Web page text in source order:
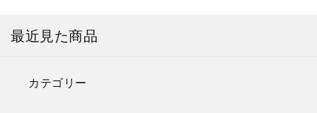
最近見た商品
カテゴリー